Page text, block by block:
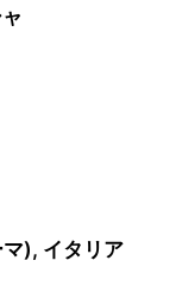
), イタリア